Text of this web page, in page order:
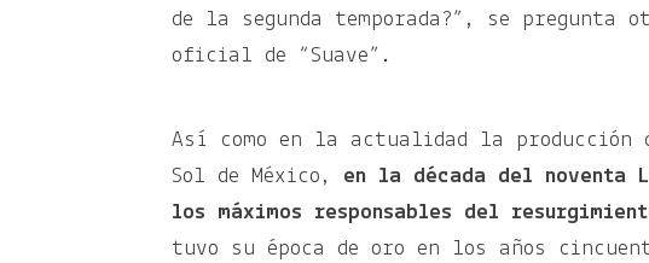
de la segunda temporada?”, se pregunta
oficial de “Suave”.
Así como en la actualidad la
Sol de México, en la década del noventa
los máximos responsables del
tuvo su época de oro en los años